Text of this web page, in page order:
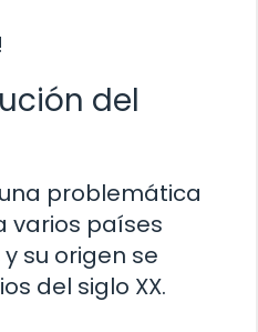
del
problemática
varios países
su origen se
del siglo XX.